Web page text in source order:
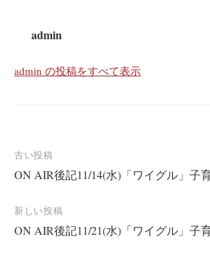
admin
admin の投稿をすべて表示
投
稿
ナ
ビ
古い投稿
ON AIR後記11/14(水)「ワイグル」子
新しい投稿
ON AIR後記11/21(水)「ワイグル」子